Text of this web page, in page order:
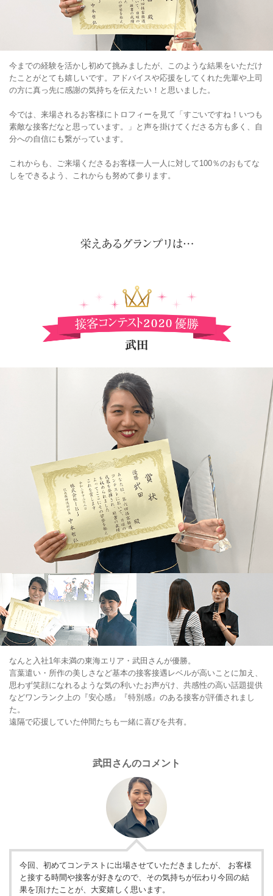
今までの経験を活かし初めて挑みましたが、このような結果をいただけ
たことがとても嬉しいです。アドバイスや応援をしてくれた先輩や上司
の方に真っ先に感謝の気持ちを伝えたい！と思いました。
今では、来場されるお客様にトロフィーを見て「すごいですね！いつも
素敵な接客だなと思っています。」と声を掛けてくださる方も多く、自
分への自信にも繋がっています。
これからも、ご来場くださるお客様一人一人に対して100％のおもてな
しをできるよう、これからも努めて参ります。
なんと入社1年未満の東海エリア・武田さんが優勝。
言葉遣い・所作の美しさなど基本の接客接遇レベルが高いことに加え、
思わず笑顔になれるような気の利いたお声がけ、共感性の高い話題提供
などワンランク上の『安心感』『特別感』のある接客が評価されまし
た。
遠隔で応援していた仲間たちも一緒に喜びを共有。
武田さんのコメント
今回、初めてコンテストに出場させていただきましたが、 お客様
と接する時間や接客が好きなので、その気持ちが伝わり今回の結
果を頂けたことが、大変嬉しく思います。